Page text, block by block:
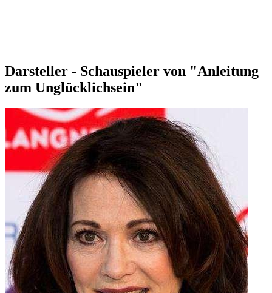
Darsteller - Schauspieler von "Anleitung
zum Unglücklichsein"